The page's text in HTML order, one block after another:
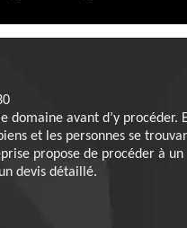
domaine avant d’y procéder.
et les personnes se
propose de procéder à un
devis détaillé.